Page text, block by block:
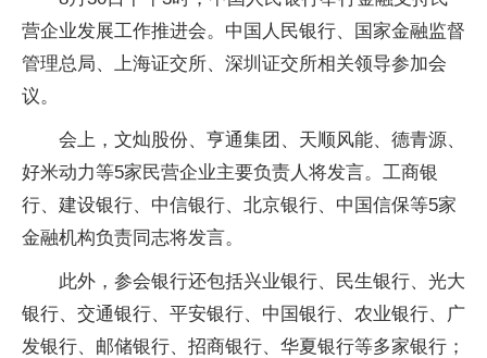
营企业发展工作推进会。中国人民银行、国家金融监督
管理总局、上海证交所、深圳证交所相关领导参加会
议。
会上，文灿股份、亨通集团、天顺风能、德青源、
好米动力等5家民营企业主要负责人将发言。工商银
行、建设银行、中信银行、北京银行、中国信保等5家
金融机构负责同志将发言。
此外，参会银行还包括兴业银行、民生银行、光大
银行、交通银行、平安银行、中国银行、农业银行、广
发银行、邮储银行、招商银行、华夏银行等多家银行；